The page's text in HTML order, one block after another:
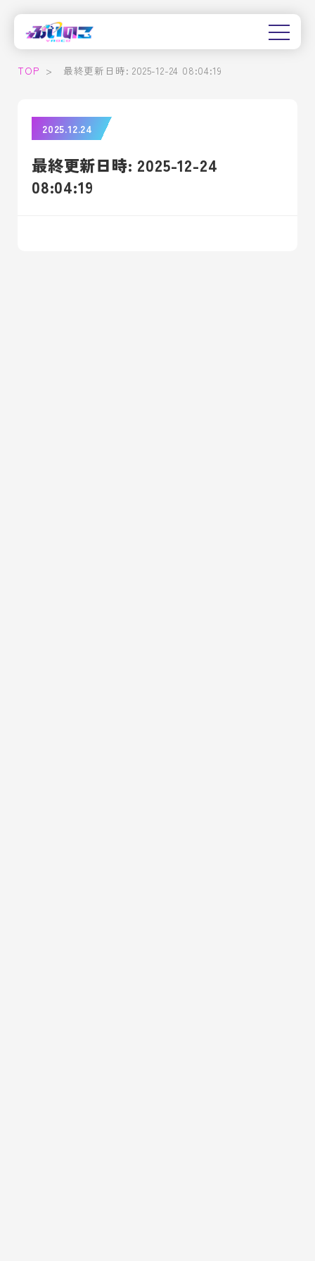
TOP > 最終更新日時: 2025-12-24 08:04:19
2025.12.24
最終更新日時: 2025-12-24
08:04:19